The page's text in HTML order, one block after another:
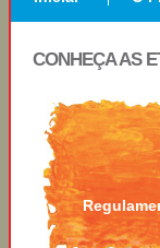
CONHEÇA AS